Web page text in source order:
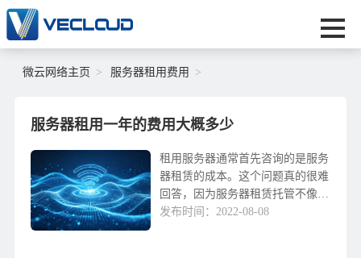
微云网络主页 服务器租用费用
服务器租用一年的费用大概多少
租用服务器通常首先咨询的是服务
器租赁的成本。这个问题真的很难
回答，因为服务器租赁托管不像买
手机，多少钱，多少钱，价格主要
发布时间：2022-08-08